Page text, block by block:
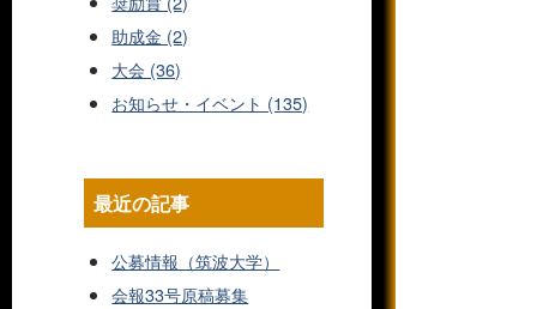
助成金 (2)
大会 (36)
お知らせ・イベント (135)
最近の記事
公募情報（筑波大学）
会報33号原稿募集